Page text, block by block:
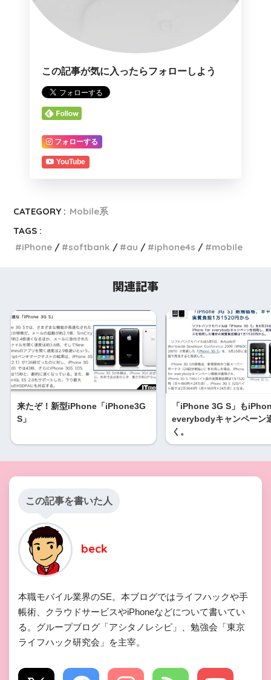
この記事が気に入ったらフォローしよう
フォローする
YouTube
CATEGORY : Mobile系
TAGS :
iPhone
softbank au iphone4s mobile
関連記事
来たぞ！新型iPhone「iPhone3G
S」
「iPhone 3G S」も
everybodyキャンペーン
く。
この記事を書いた人
beck
本職モバイル業界のSE。本ブログではライフハックや手
帳術、クラウドサービスやiPhoneなどについて書いてい
る。グループブログ「アシタノレシピ」、勉強会「東京
ライフハック研究会」を主宰。